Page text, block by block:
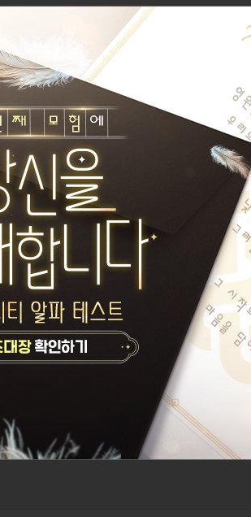
장
카록
아니 행보관님 저한테 왜 그러십니까
보급관님에게는 비밀이에요!
GUILD
공제가뭐요
카록병장